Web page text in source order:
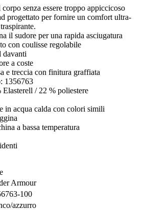
senza essere troppo appiccicoso
progettato per fornire un comfort ultra-
il sudore per una rapida asciugatura
con coulisse regolabile
davanti
a coste
e treccia con finitura graffiata
1356763
Elasterell / 22 % poliestere
in acqua calda con colori simili
a bassa temperatura
Armour
100
azzurro